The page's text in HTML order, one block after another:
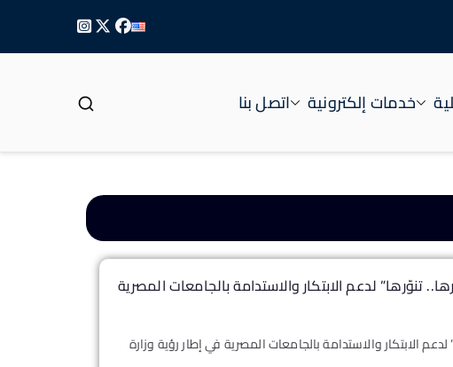
خدمات إلكترونية اتصل بنا
تنوّرها” لدعم الابتكار والاستدامة بالجامعات المصرية
الابتكار والاستدامة بالجامعات المصرية في إطار رؤية وزارة